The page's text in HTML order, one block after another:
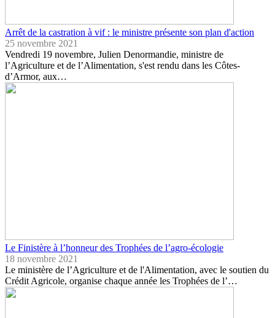
Arrêt de la castration à vif : le ministre présente son plan d'action
25 novembre 2021
Vendredi 19 novembre, Julien Denormandie, ministre de
l’Agriculture et de l’Alimentation, s'est rendu dans les Côtes-
d’Armor, aux…
Le Finistère à l’honneur des Trophées de l’agro-écologie
18 novembre 2021
Le ministère de l’Agriculture et de l'Alimentation, avec le soutien du
Crédit Agricole, organise chaque année les Trophées de l’…